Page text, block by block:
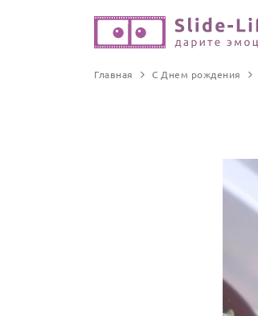
Главная С Днем рождения